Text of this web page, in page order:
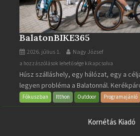
BalatonBIKE365
2026. július 1. Nagy József
BalatonBIKE365
bejegyzéshez
a hozzászólások lehetősége kikapcsolva
Húsz szálláshely, egy hálózat, egy a
legyen probléma a Balatonnál.
Fókuszban Itthon Outdoor Programajánló
Kornétás Kiadó